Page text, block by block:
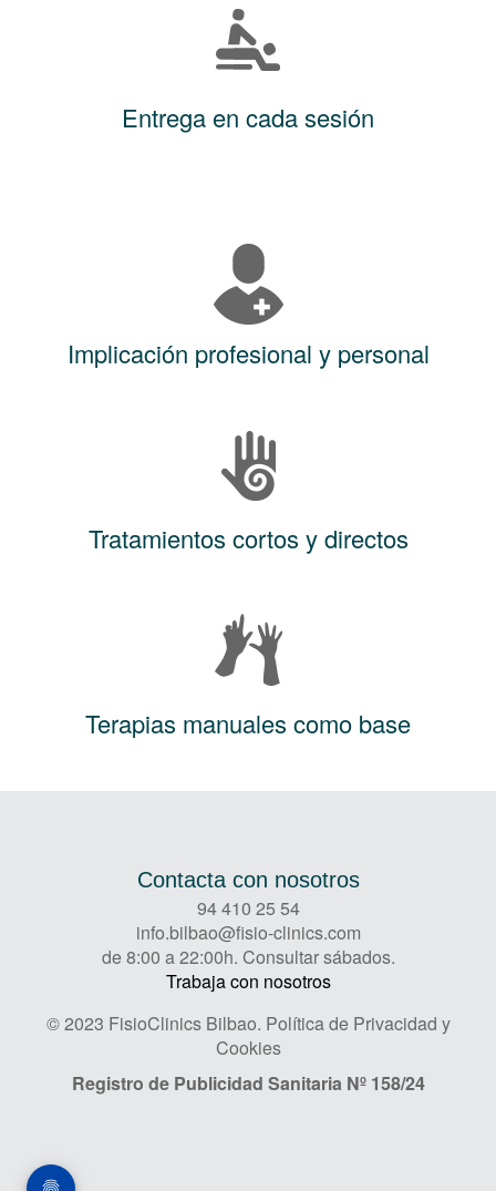
Entrega en cada sesión
Implicación profesional y personal
Tratamientos cortos y directos
Terapias manuales como base
Contacta con nosotros
94 410 25 54
info.bilbao@fisio-clinics.com
de 8:00 a 22:00h. Consultar sábados.
Trabaja con nosotros
© 2023 FisioClinics Bilbao. Política de Privacidad y
Cookies
Registro de Publicidad Sanitaria Nº 158/24